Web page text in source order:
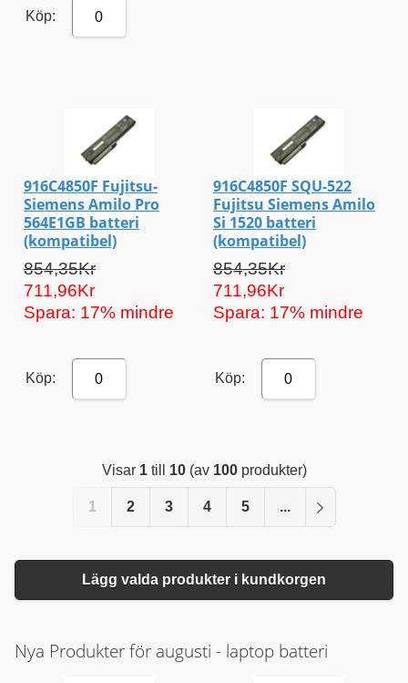
Köp: 0
916C4850F Fujitsu-
Siemens Amilo Pro
564E1GB batteri
(kompatibel)
854,35Kr
711,96Kr
Spara: 17% mindre
Köp: 0
916C4850F SQU-522
Fujitsu Siemens Amilo
Si 1520 batteri
(kompatibel)
854,35Kr
711,96Kr
Spara: 17% mindre
Köp: 0
Visar 1till 10(av 100produkter)
1 2 3 4 5 ...
Lägg valda produkter i kundkorgen
Nya Produkter för augusti - laptop batteri